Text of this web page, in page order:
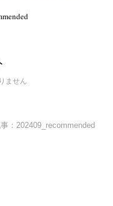
ません
：202409_recommended